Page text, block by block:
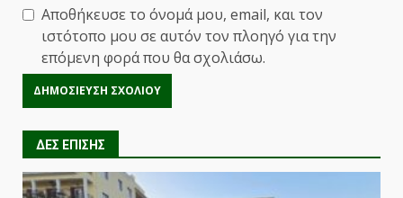
Αποθήκευσε το όνομά μου, email, και τον
ιστότοπο μου σε αυτόν τον πλοηγό για την
επόμενη φορά που θα σχολιάσω.
ΔΕΣ ΕΠΙΣΗΣ